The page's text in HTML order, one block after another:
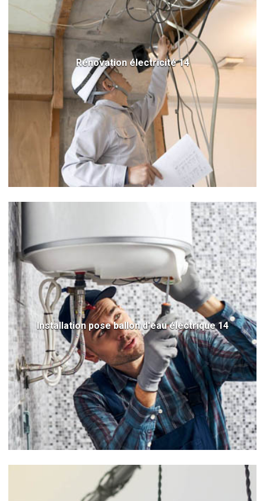
Rénovation électricité 14
Installation pose ballon d'eau électrique 14